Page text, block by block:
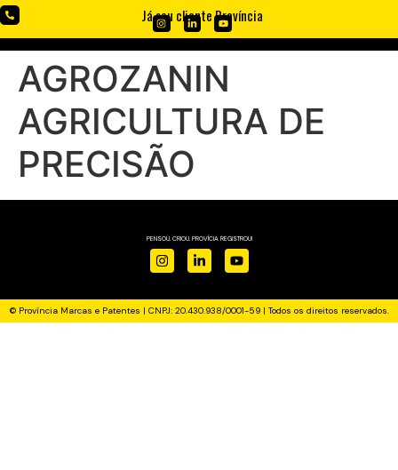
Já sou cliente Província
AGROZANIN
AGRICULTURA DE
PRECISÃO
PENSOU. CRIOU. PROVÍCIA REGISTROU!
© Província Marcas e Patentes | CNPJ: 20.430.938/0001-59 | Todos os direitos reservados.